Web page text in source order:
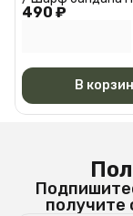
490 ₽
Черная АМ 6527
В
получите